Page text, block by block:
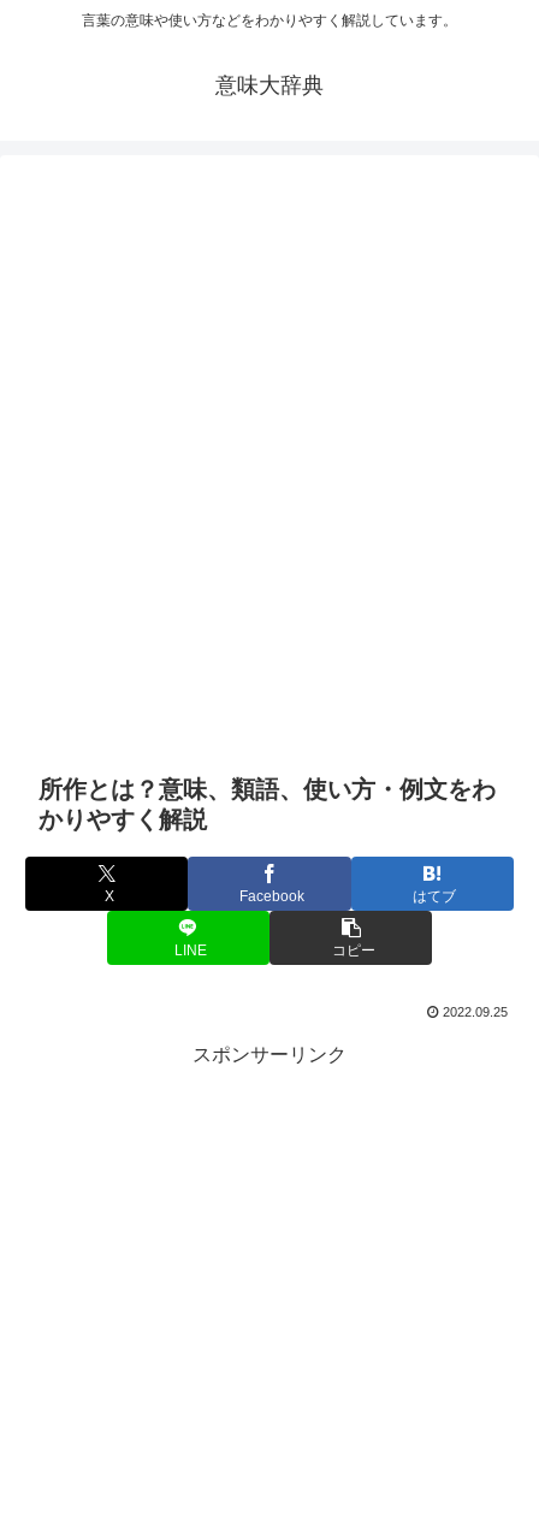
言葉の意味や使い方などをわかりやすく解説しています。
意味大辞典
所作とは？意味、類語、使い方・例文をわ
かりやすく解説
X Facebook はてブ
LINE コピー
2022.09.25
スポンサーリンク